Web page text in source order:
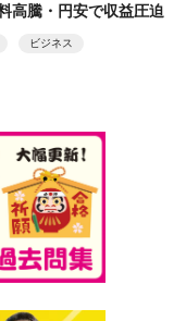
騰・円安で収益圧迫
ビジネス